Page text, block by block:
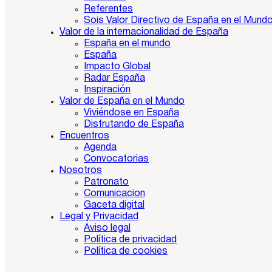
Referentes
Sois Valor Directivo de España en el
Valor de la internacionalidad de España
España en el mundo
España
Impacto Global
Radar España
Inspiración
Valor de España en el Mundo
Viviéndose en España
Disfrutando de España
Encuentros
Agenda
Convocatorias
Nosotros
Patronato
Comunicacion
Gaceta digital
Legal y Privacidad
Aviso legal
Política de privacidad
Política de cookies